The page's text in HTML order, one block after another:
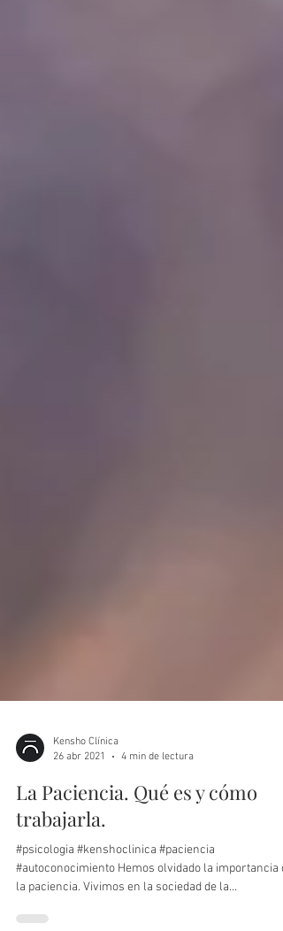
Kensho Clínica
26 abr 2021
4 min de lectura
La Paciencia. Qué es y cómo
trabajarla.
#psicologia #kenshoclinica #paciencia
#autoconocimiento Hemos olvidado la importancia